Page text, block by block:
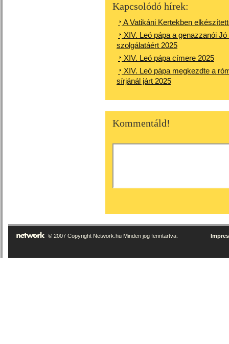
Kapcsolódó hírek:
A Vatikáni Kertekben
XIV. Leó pápa a genazzanói
szolgálatáért 2025
XIV. Leó pápa címere 2025
XIV. Leó pápa megkezdte a
sírjánál járt 2025
Kommentáld!
© 2007 Copyright Network.hu Minden jog fenntartva.